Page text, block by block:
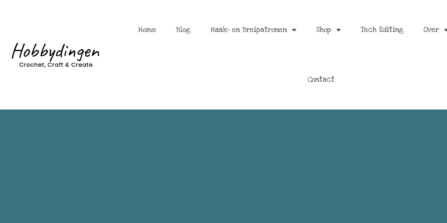
Home Blog Haak- en Breipatronen Shop Tech Editing Over
Contact